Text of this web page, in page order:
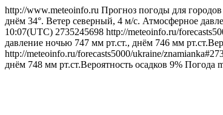
http://www.meteoinfo.ru Прогноз погоды для
днём 34°. Ветер северный, 4 м/с. Атмосферное
10:07(UTC) 2735245698 http://meteoinfo.ru/
давление ночью 747 мм рт.ст., днём 746 мм
http://meteoinfo.ru/forecasts5000/ukraine/
днём 748 мм рт.ст.Вероятность осадков 9% Погода